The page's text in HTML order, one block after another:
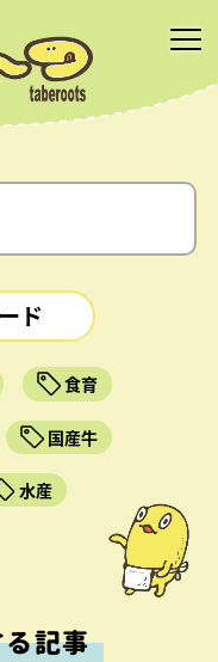
ド
食育
国産牛
水産
記事